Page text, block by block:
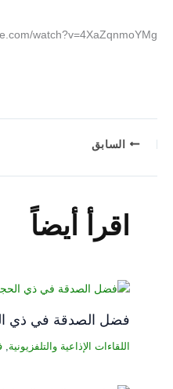
watch?v=4XaZqnmoYMg
السابق
اقرأ أيضاً
فضل الصدقة في ذي
اللقاءات الإذاعية والتلفزيونية,